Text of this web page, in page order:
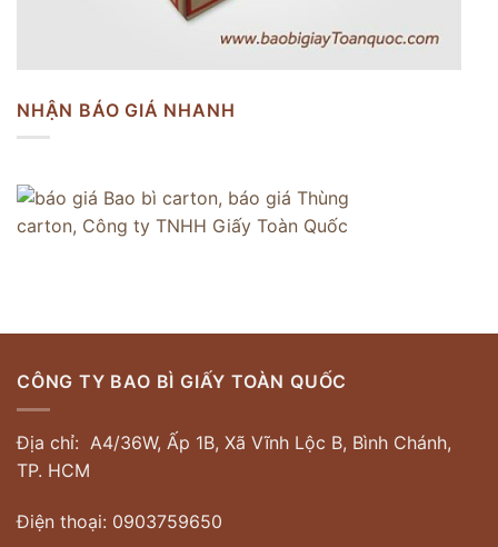
NHẬN BÁO GIÁ NHANH
CÔNG TY BAO BÌ GIẤY TOÀN QUỐC
Địa chỉ: A4/36W, Ấp 1B, Xã Vĩnh Lộc B, Bình Chánh,
TP. HCM
Điện thoại: 0903759650